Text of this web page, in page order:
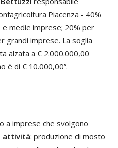
Piacenza - 40%
medie imprese; 20% per
grandi imprese. La soglia
alzata a € 2.000.000,00
è di € 10.000,00”.
a imprese che svolgono
attività: produzione di mosto